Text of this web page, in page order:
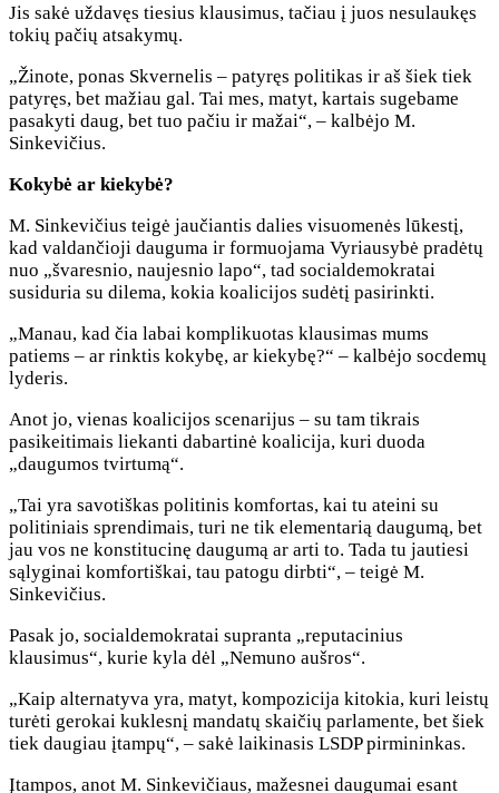
Jis sakė uždavęs tiesius klausimus, tačiau į juos nesulaukęs
tokių pačių atsakymų.
„Žinote, ponas Skvernelis – patyręs politikas ir aš šiek tiek
patyręs, bet mažiau gal. Tai mes, matyt, kartais sugebame
pasakyti daug, bet tuo pačiu ir mažai“, – kalbėjo M.
Sinkevičius.
Kokybė ar kiekybė?
M. Sinkevičius teigė jaučiantis dalies visuomenės lūkestį,
kad valdančioji dauguma ir formuojama Vyriausybė pradėtų
nuo „švaresnio, naujesnio lapo“, tad socialdemokratai
susiduria su dilema, kokia koalicijos sudėtį pasirinkti.
„Manau, kad čia labai komplikuotas klausimas mums
patiems – ar rinktis kokybę, ar kiekybę?“ – kalbėjo socdemų
lyderis.
Anot jo, vienas koalicijos scenarijus – su tam tikrais
pasikeitimais liekanti dabartinė koalicija, kuri duoda
„daugumos tvirtumą“.
„Tai yra savotiškas politinis komfortas, kai tu ateini su
politiniais sprendimais, turi ne tik elementarią daugumą, bet
jau vos ne konstitucinę daugumą ar arti to. Tada tu jautiesi
sąlyginai komfortiškai, tau patogu dirbti“, – teigė M.
Sinkevičius.
Pasak jo, socialdemokratai supranta „reputacinius
klausimus“, kurie kyla dėl „Nemuno aušros“.
„Kaip alternatyva yra, matyt, kompozicija kitokia, kuri leistų
turėti gerokai kuklesnį mandatų skaičių parlamente, bet šiek
tiek daugiau įtampų“, – sakė laikinasis LSDP pirmininkas.
Įtampos, anot M. Sinkevičiaus, mažesnei daugumai esant